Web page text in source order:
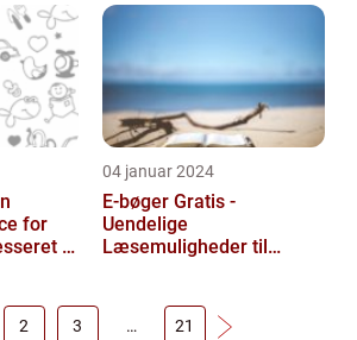
for
i
04 januar 2024
E-bøger Gratis -
Uendelige
Læsemuligheder til
2 3 … 21